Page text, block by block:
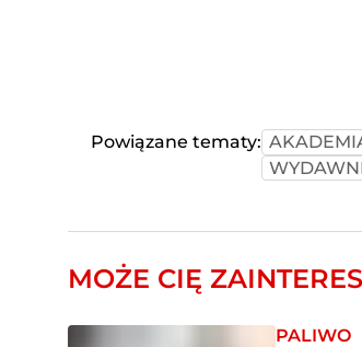
Powiązane tematy:
MOŻE CIĘ
PALIWO